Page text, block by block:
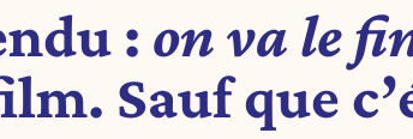
: on va le
Sauf que